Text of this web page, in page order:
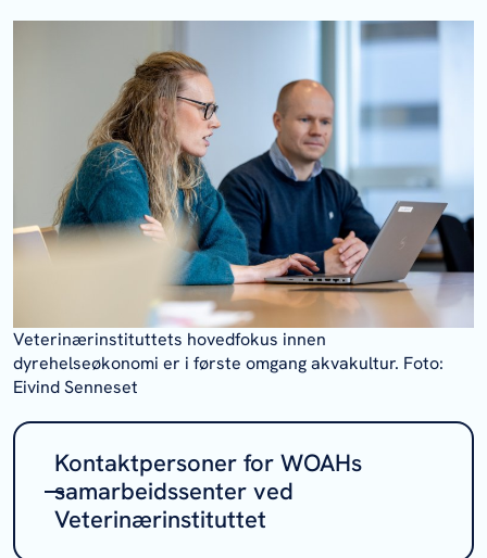
Veterinærinstituttets hovedfokus innen
dyrehelseøkonomi er i første omgang akvakultur. Foto:
Eivind Senneset
Kontaktpersoner for WOAHs
samarbeidssenter ved
Veterinærinstituttet